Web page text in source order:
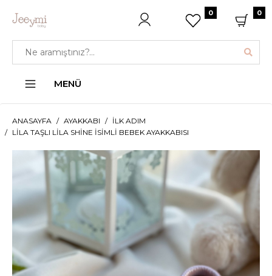
0 0
MENÜ
ANASAYFA AYAKKABI
İLK ADIM
LILA TAŞLI LILA SHINE İSIMLI BEBEK AYAKKABISI